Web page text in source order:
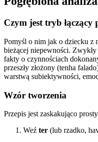
Czym jest tryb łączący
Pomyśl o nim jak o dziecku z
bieżącej niepewności.
fakty o czynnościach
przeszły złożony (tenha
warstwą subiektywności,
Wzór tworzenia
Przepis jest zaskakująco
Weź ter (lub rzadko,